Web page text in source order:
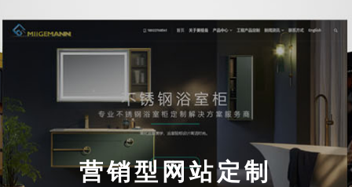
营销型网站定制